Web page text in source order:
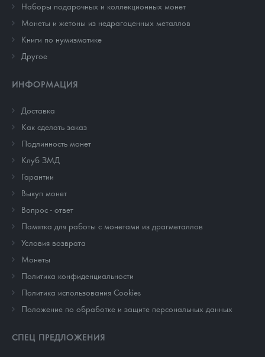
Наборы подарочных и коллекционных монет
Монеты и жетоны из недрагоценных металлов
Книги по нумизматике
Другое
ИНФОРМАЦИЯ
Доставка
Как сделать заказ
Подлинность монет
Клуб ЗМД
Гарантии
Выкуп монет
Вопрос - ответ
Памятка для работы с монетами из драгметаллов
Условия возврата
Монеты
Политика конфиденциальности
Политика использования Cookies
Положение по обработке и защите персональных данных
СПЕЦ ПРЕДЛОЖЕНИЯ